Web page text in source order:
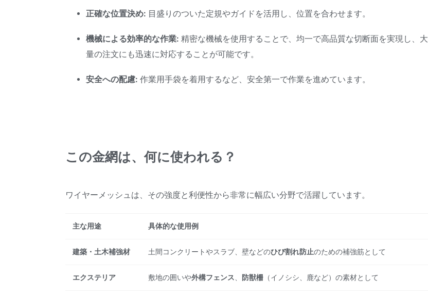
正確な位置決め: 目盛りのついた定規やガイドを活用し、位置を合わせます。
機械による効率的な作業: 精密な機械を使用することで、均一で高品質な切断面を実現し、大
量の注文にも迅速に対応することが可能です。
安全への配慮: 作業用手袋を着用するなど、安全第一で作業を進めています。
この金網は、何に使われる？
ワイヤーメッシュは、その強度と利便性から非常に幅広い分野で活躍しています。
主な用途 具体的な使用例
建築・土木補強材 土間コンクリートやスラブ、壁などのひび割れ防止のための補強筋として
エクステリア 敷地の囲いや外構フェンス 防獣柵 （イノシシ、鹿など）の素材として